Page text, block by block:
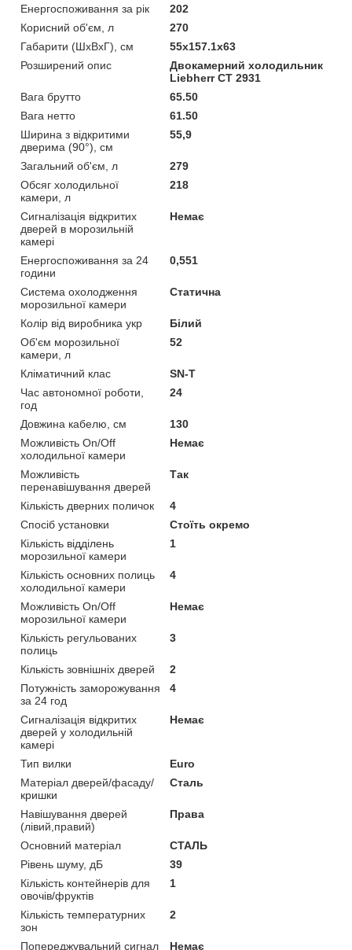
Енергоспоживання за рік
202
Корисний об'єм, л
270
Габарити (ШхВхГ), см
55x157.1x63
Розширений опис
Двокамерний холодильник
Liebherr CT 2931
Вага брутто
65.50
Вага нетто
61.50
Ширина з відкритими
дверима (90°), см
55,9
Загальний об'єм, л
279
Обсяг холодильної
камери, л
218
Сигналізація відкритих
дверей в морозильній
камері
Немає
Енергоспоживання за 24
години
0,551
Система охолодження
морозильної камери
Статична
Колір від виробника укр
Білий
Об'єм морозильної
камери, л
52
Кліматичний клас
SN-T
Час автономної роботи,
год
24
Довжина кабелю, см
130
Можливість On/Off
холодильної камери
Немає
Можливість
перенавішування дверей
Так
Кількість дверних поличок
4
Спосіб установки
Стоїть окремо
Кількість відділень
морозильної камери
1
Кількість основних полиць
холодильної камери
4
Можливість On/Off
морозильної камери
Немає
Кількість регульованих
полиць
3
Кількість зовнішніх дверей
2
Потужність заморожування
за 24 год
4
Сигналізація відкритих
дверей у холодильній
камері
Немає
Тип вилки
Euro
Матеріал дверей/фасаду/
кришки
Сталь
Навішування дверей
(лівий,правий)
Права
Основний матеріал
СТАЛЬ
Рівень шуму, дБ
39
Кількість контейнерів для
овочів/фруктів
1
Кількість температурних
зон
2
Попереджувальний сигнал
Немає